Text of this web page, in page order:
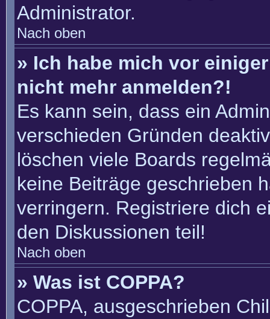
Administrator.
Nach oben
» Ich habe mich vor
nicht mehr anmelden?!
Es kann sein, dass ein
verschieden Gründen
löschen viele Boards
keine Beiträge geschrieben
verringern. Registriere dich
den Diskussionen teil!
Nach oben
» Was ist COPPA?
COPPA, ausgeschrieben